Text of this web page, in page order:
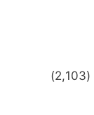
(2,103)